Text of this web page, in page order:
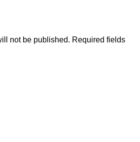
not be published. Required fields